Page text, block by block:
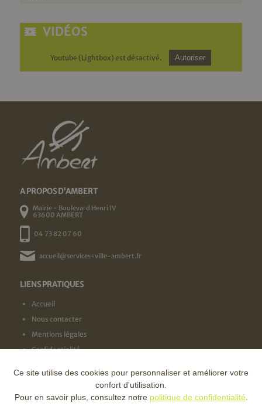
VIDÉOS
Youtube (Lightbox) est désactivé. Autoriser
A PROPOS D'AMBERT
Mairie - Boulevard Henri IV
63600 AMBERT
04 73 82 07 60
accueil@services-ville-ambert.fr
LIENS PRATIQUES
Accueil
Nous contacter
Mentions légales
Confidentialité
NOS LABELS
Ce site utilise des cookies pour personnaliser et améliorer votre
confort d'utilisation.
Pour en savoir plus, consultez notre politique de confidentialité